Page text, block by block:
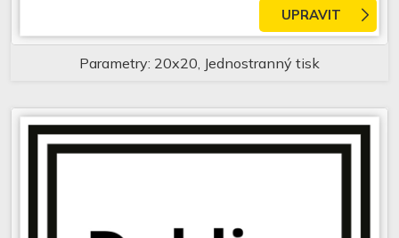
Parametry: 20x20, Jednostranný tisk
UPRAVIT